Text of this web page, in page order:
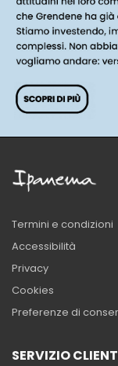
Termini e condizioni
Accessibilità
Privacy
Cookies
Preferenze di
SERVIZIO